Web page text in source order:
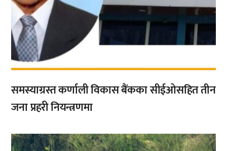
समस्याग्रस्त कर्णाली विकास बैंकका सीईओसहित तीन
जना प्रहरी नियन्त्रणमा
,